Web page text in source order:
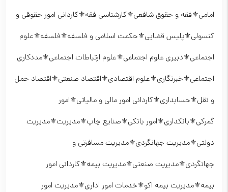
امامی⚜️فقه و حقوق شافعی⚜️کارشناسی فقه⚜️کاردانی امور حقوقی و
کنسولی⚜️پلیس قضایی⚜️حکمت اسلامی و فلسفه⚜️فلسفه⚜️علوم
اجتماعی⚜️دبیری علوم اجتماعی⚜️علوم ارتباطات اجتماعی⚜️مددکاری
اجتماعی⚜️خبرنگاری⚜️علوم اقتصادی⚜️اقتصاد صنعتی⚜️اقتصاد حمل
و نقل⚜️حسابداری⚜️کاردانی امور مالی و مالیاتی⚜️امور
گمرکی⚜️بانکداری⚜️امور بانکی⚜️صنایع چاپ⚜️مدیریت⚜️مدیریت
دولتی⚜️مدیریت جهانگردی⚜️مدیریت مسافرتی و
جهانگردی⚜️مدیریت صنعتی⚜️مدیریت بیمه⚜️کاردانی امور
بیمه⚜️مدیریت بیمه اکو⚜️خدمات امور اداری⚜️مدیریت امور